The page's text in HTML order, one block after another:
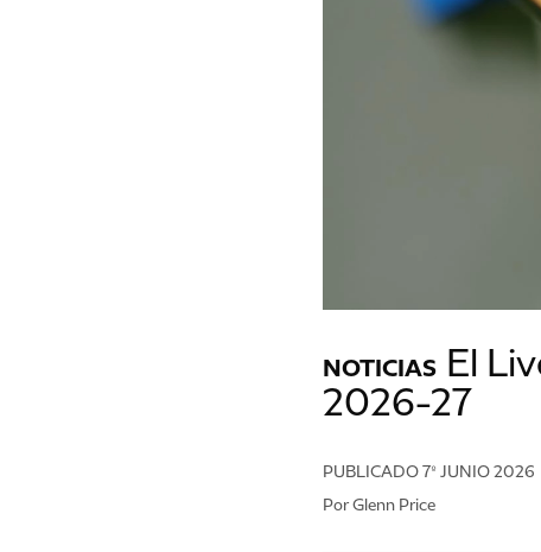
NOTICIAS El
2026-27
PUBLICADO 7º JUNIO 2026
Por Glenn Price